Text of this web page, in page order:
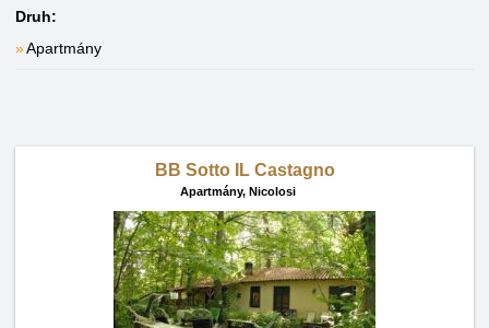
Druh:
Apartmány
BB Sotto IL Castagno
Apartmány, Nicolosi